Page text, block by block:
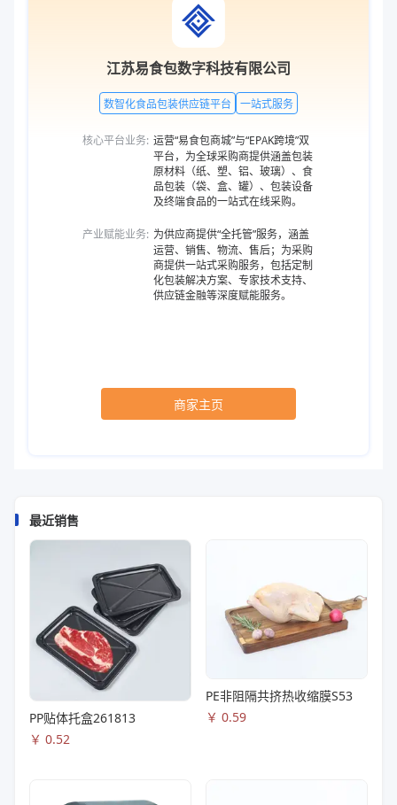
江苏易食包数字科技有限公司
数智化食品包装供应链平台 一站式服务
核心平台业务: 运营“易食包商城”与“EPAK跨境”双
平台，为全球采购商提供涵盖包装
原材料（纸、塑、铝、玻璃）、食
品包装（袋、盒、罐）、包装设备
及终端食品的一站式在线采购。
产业赋能业务: 为供应商提供“全托管”服务，涵盖
运营、销售、物流、售后；为采购
商提供一站式采购服务，包括定制
化包装解决方案、专家技术支持、
供应链金融等深度赋能服务。
商家主页
最近销售
PP贴体托盒261813
￥ 0.52
PE非阻隔共挤热收缩膜S53
￥ 0.59